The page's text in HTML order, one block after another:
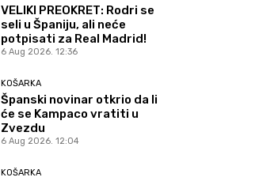
VELIKI PREOKRET: Rodri se
seli u Španiju, ali neće
potpisati za Real Madrid!
6 Aug 2026. 12:36
KOŠARKA
Španski novinar otkrio da li
će se Kampaco vratiti u
Zvezdu
6 Aug 2026. 12:04
KOŠARKA